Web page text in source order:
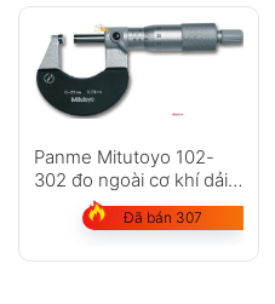
Panme Mitutoyo 102-
302 đo ngoài cơ khí dải
đo 25-50mm
Đã bán 307